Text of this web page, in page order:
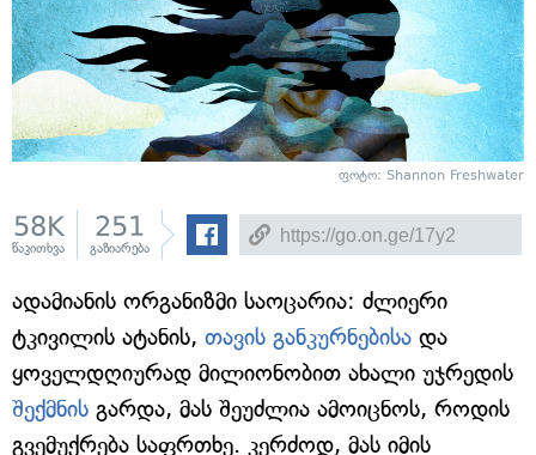
ფოტო: Shannon Freshwater
58K
წაკითხვა
251
გაზიარება
ადამიანის ორგანიზმი საოცარია: ძლიერი
ტკივილის ატანის, თავის განკურნებისა და
ყოველდღიურად მილიონობით ახალი უჯრედის
შექმნის გარდა, მას შეუძლია ამოიცნოს, როდის
გვემუქრება საფრთხე. კერძოდ, მას იმის